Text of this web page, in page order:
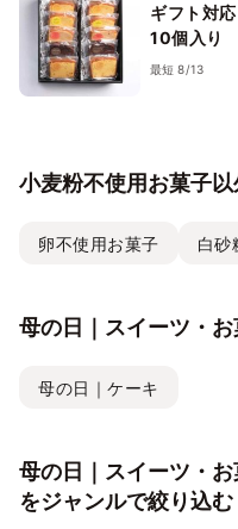
ギフト対
10個入り
最短 8/13
小麦粉不使用お菓子
卵不使用お菓子 白砂
母の日｜スイーツ・
母の日｜ケーキ
母の日｜スイーツ・お
をジャンルで絞り込む